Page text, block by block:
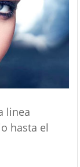
linea
hasta el